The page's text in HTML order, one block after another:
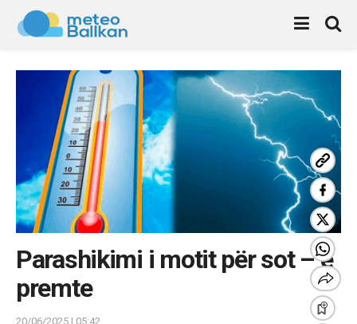
Parashikimi i motit për sot – e
premte
20/06/2025 | 05:42